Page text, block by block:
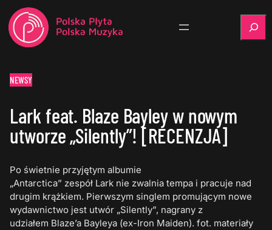
NEWSY
Lark feat. Blaze Bayley w nowym
utworze „Silently”! [RECENZJA]
Po świetnie przyjętym albumie
„Antarctica” zespół Lark nie zwalnia tempa i pracuje nad
drugim krążkiem. Pierwszym singlem promującym nowe
wydawnictwo jest utwór „Silently”, nagrany z
udziałem Blaze’a Bayleya (ex-Iron Maiden). fot. materiały